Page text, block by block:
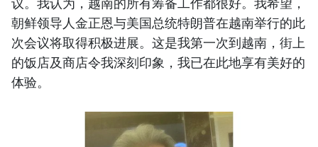
朝鲜领导人金正恩与美国总统特朗普在越南举行的此
次会议将取得积极进展。这是我第一次到越南，街上
的饭店及商店令我深刻印象，我已在此地享有美好的
体验。